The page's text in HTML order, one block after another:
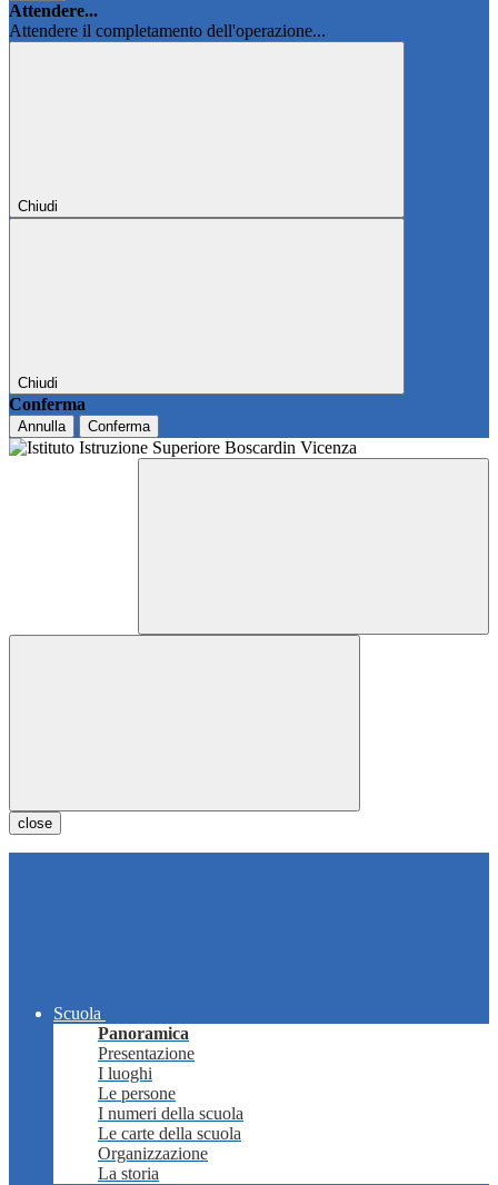
Attendere...
Attendere il completamento dell'operazione...
Chiudi
Chiudi
Conferma
Annulla Conferma
close
Scuola
Panoramica
Presentazione
I luoghi
Le persone
I numeri della scuola
Le carte della scuola
Organizzazione
La storia